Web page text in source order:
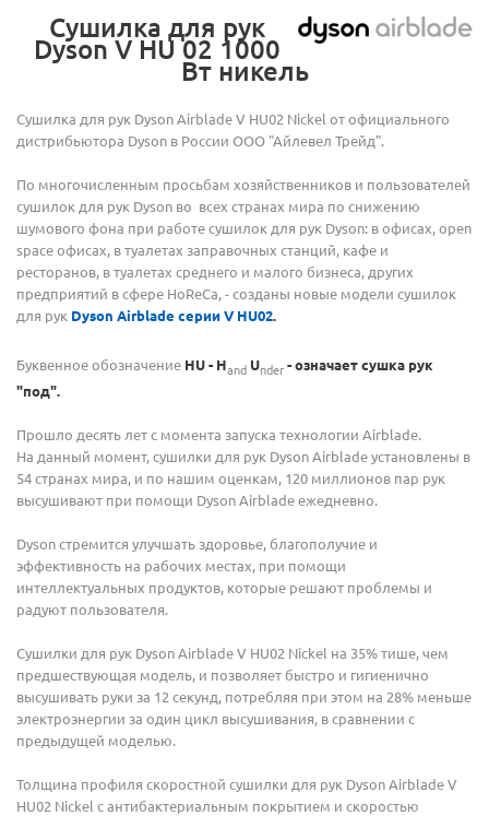
Сушилка для рук
Dyson V HU 02 1000
Вт никель
Сушилка для рук Dyson Airblade V HU02 Nickel от официального
дистрибьютора Dyson в России ООО "Айлевел Трейд".
По многочисленным просьбам хозяйственников и пользователей
сушилок для рук Dyson во всех странах мира по снижению
шумового фона при работе сушилок для рук Dyson: в офисах, open
space офисах, в туалетах заправочных станций, кафе и
ресторанов, в туалетах среднего и малого бизнеса, других
предприятий в сфере HoReCa, - созданы новые модели сушилок
для рук Dyson Airblade серии V HU02.
Буквенное обозначение HU - Hand Under- означает сушка рук
"под".
Прошло десять лет с момента запуска технологии Airblade.
На данный момент, сушилки для рук Dyson Airblade установлены в
54 странах мира, и по нашим оценкам, 120 миллионов пар рук
высушивают при помощи Dyson Airblade ежедневно.
Dyson стремится улучшать здоровье, благополучие и
эффективность на рабочих местах, при помощи
интеллектуальных продуктов, которые решают проблемы и
радуют пользователя.
Сушилки для рук Dyson Airblade V HU02 Nickel на 35% тише, чем
предшествующая модель, и позволяет быстро и гигиенично
высушивать руки за 12 секунд, потребляя при этом на 28% меньше
электроэнергии за один цикл высушивания, в сравнении с
предыдущей моделью.
Толщина профиля скоростной сушилки для рук Dyson Airblade V
HU02 Nickel с антибактериальным покрытием и скоростью